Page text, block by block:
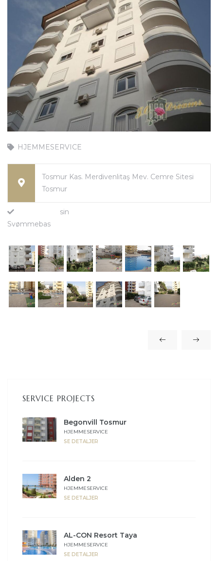
HJEMMESERVICE
Tosmur Kas. Merdivenlitaş Mev. Cemre Sitesi
Tosmur
Svømmebas
sin
SERVICE PROJECTS
Begonvill Tosmur
HJEMMESERVICE
SE DETALJER
Alden 2
HJEMMESERVICE
SE DETALJER
AL-CON Resort Taya
HJEMMESERVICE
SE DETALJER
i